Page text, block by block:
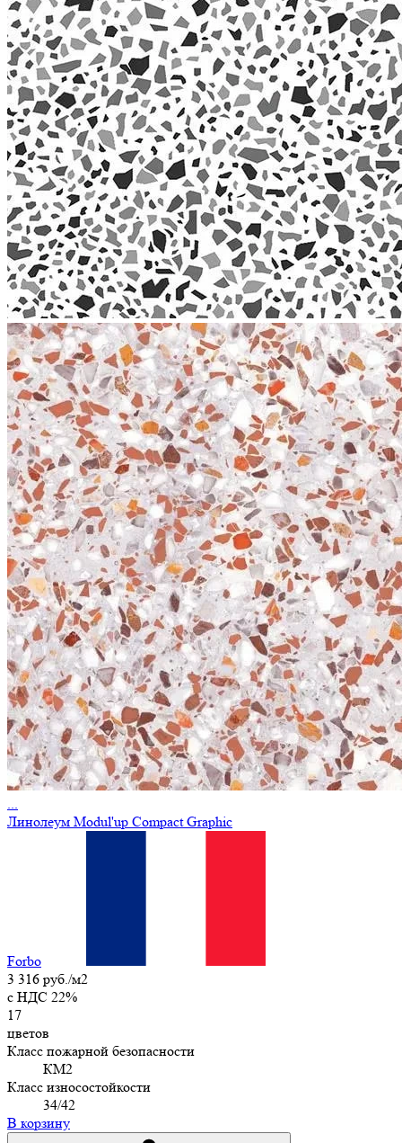
...
Линолеум Мodul'up Compact Graphic
Forbo
3 316 руб./м2
c НДС 22%
17
цветов
Класс пожарной безопасности
КМ2
Класс износостойкости
34/42
В корзину